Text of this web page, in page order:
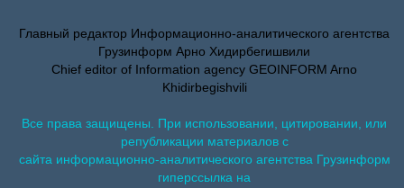
Главный редактор Информационно-аналитического агентства
Грузинформ Арно Хидирбегишвили
Chief editor of Information agency GEOINFORM Arno
Khidirbegishvili
Все права защищены. При использовании, цитировании, или
републикации материалов с
сайта информационно-аналитического агентства Грузинформ
гиперссылка на